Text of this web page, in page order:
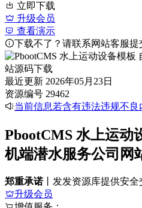
立即下载
升级会员
查看演示
下载不了？请联系网站客服提
最近更新 2026年05月23日
资源编号 29462
当前信息若含有违法违规不良
PbootCMS 水上运动
机端潜水服务公司网
郑重承诺丨发发资源库提供安
升级会员